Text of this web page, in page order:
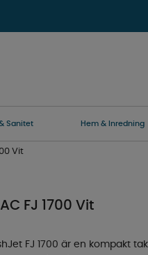
Sanitet Hem & Inredning
Vit
FJ 1700 Vit
FJ 1700 är en kompakt